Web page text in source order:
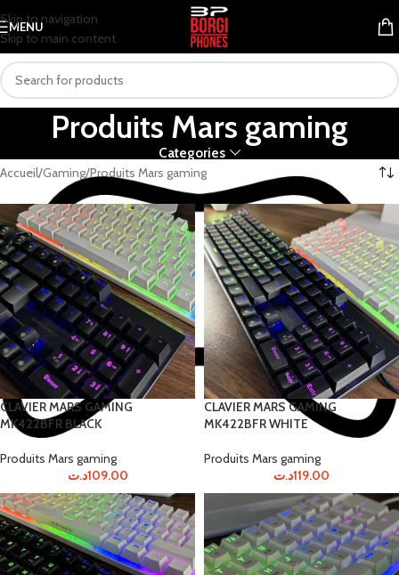
Skip to navigation
Skip to main content
MENU
Produits Mars gaming
Categories
Accueil Gaming Produits Mars gaming
CLAVIER MARS GAMING
MK422BFR BLACK
Produits Mars gaming
109.00د.ت
CLAVIER MARS GAMING
MK422BFR WHITE
Produits Mars gaming
119.00د.ت